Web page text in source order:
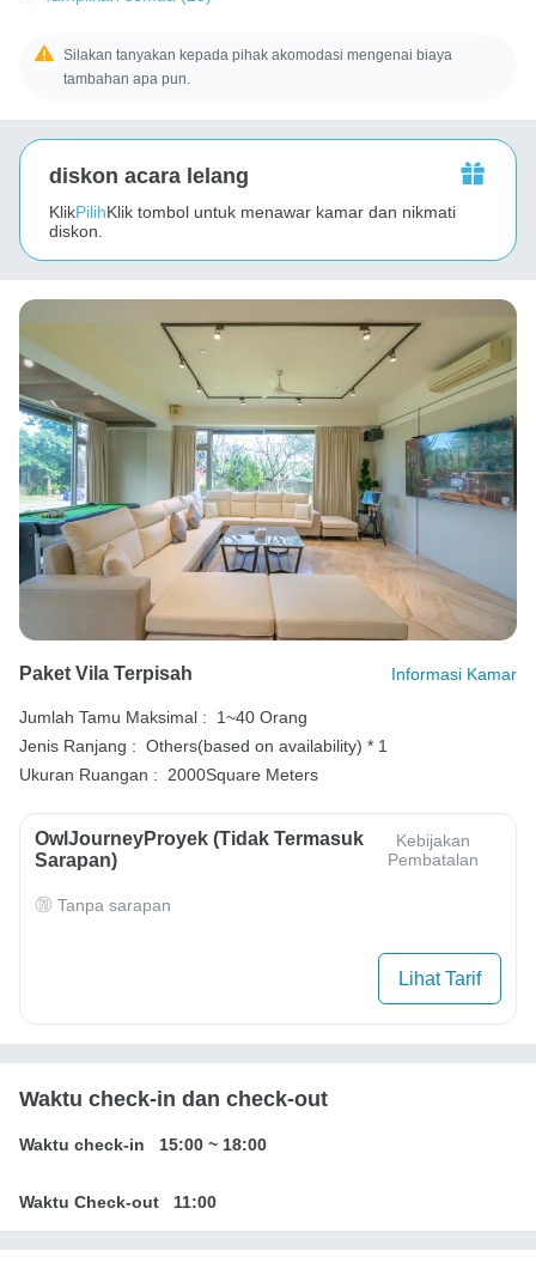
Silakan tanyakan kepada pihak akomodasi mengenai biaya
tambahan apa pun.
diskon acara lelang
KlikPilihKlik tombol untuk menawar kamar dan nikmati
diskon.
Paket Vila Terpisah Informasi Kamar
Jumlah Tamu Maksimal :
1~40 Orang
Jenis Ranjang : Others(based on availability) * 1
Ukuran Ruangan :
2000Square Meters
OwlJourneyProyek (Tidak Termasuk
Sarapan)
Kebijakan
Pembatalan
Tanpa sarapan
Lihat Tarif
Waktu check-in dan check-out
Waktu check-in 15:00 ~ 18:00
Waktu Check-out 11:00